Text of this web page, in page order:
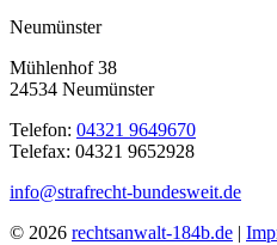
Neumünster
Mühlenhof 38
24534 Neumünster
Telefon: 04321 9649670
Telefax: 04321 9652928
info@strafrecht-bundesweit.de
© 2026 rechtsanwalt-184b.de